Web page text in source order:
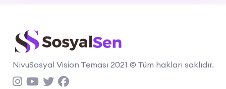
NivuSosyal Vision Teması 2021 © Tüm hakları saklıdır.